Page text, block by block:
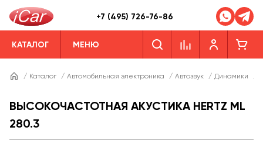
+7 (495) 726-76-86
КАТАЛОГ МЕНЮ
/ Каталог / Автомобильная электроника / Автозвук / Динамики
ВЫСОКОЧАСТОТНАЯ АКУСТИКА HERTZ ML
280.3